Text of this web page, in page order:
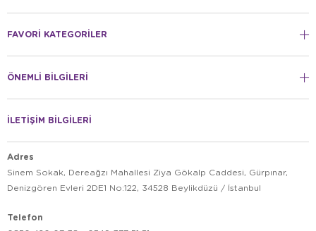
FAVORİ KATEGORİLER
ÖNEMLİ BİLGİLERİ
İLETİŞİM BİLGİLERİ
Adres
Sinem Sokak, Dereağzı Mahallesi Ziya Gökalp Caddesi, Gürpınar,
Denizgören Evleri 2DE1 No:122, 34528 Beylikdüzü / İstanbul
Telefon